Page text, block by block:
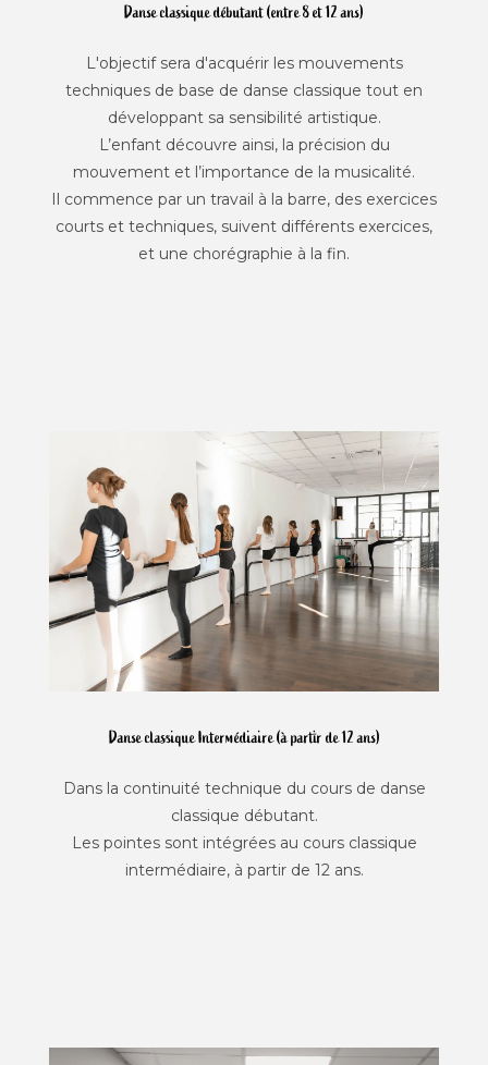
Danse classique débutant (entre 8 et 12 ans)
L'objectif sera d'acquérir les mouvements
techniques de base de danse classique tout en
développant sa sensibilité artistique.
L’enfant découvre ainsi, la précision du
mouvement et l’importance de la musicalité.
Il commence par un travail à la barre, des exercices
courts et techniques, suivent différents exercices,
et une chorégraphie à la fin.
Danse classique Intermédiaire (à partir de 12 ans)
Dans la continuité technique du cours de danse
classique débutant.
Les pointes sont intégrées au cours classique
intermédiaire, à partir de 12 ans.